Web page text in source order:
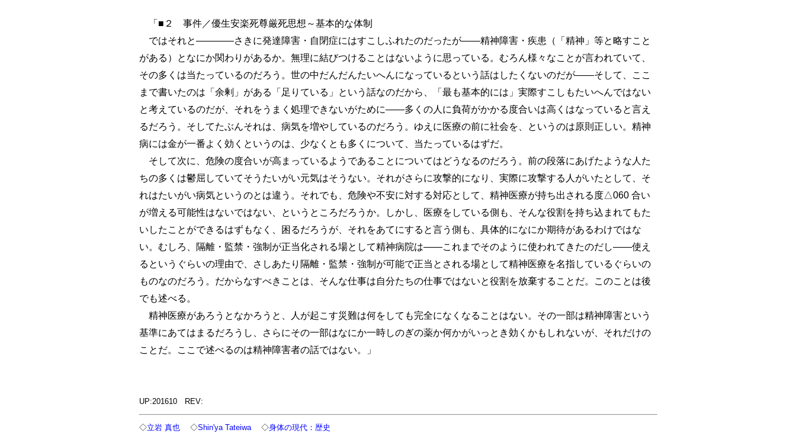
「■２ 事件／優生安楽死尊厳死思想～基本的な体制
ではそれと――――さきに発達障害・自閉症にはすこしふれたのだったが――精神障害・疾患（「精神」等と略すこと
がある）となにか関わりがあるか。無理に結びつけることはないように思っている。むろん様々なことが言われていて、
その多くは当たっているのだろう。世の中だんだんたいへんになっているという話はしたくないのだが――そして、ここ
まで書いたのは「余剰」がある「足りている」という話なのだから、「最も基本的には」実際すこしもたいへんではない
と考えているのだが、それをうまく処理できないがために――多くの人に負荷がかかる度合いは高くはなっていると言え
るだろう。そしてたぶんそれは、病気を増やしているのだろう。ゆえに医療の前に社会を、というのは原則正しい。精神
病には金が一番よく効くというのは、少なくとも多くについて、当たっているはずだ。
そして次に、危険の度合いが高まっているようであることについてはどうなるのだろう。前の段落にあげたような人た
ちの多くは鬱屈していてそうたいがい元気はそうない。それがさらに攻撃的になり、実際に攻撃する人がいたとして、そ
れはたいがい病気というのとは違う。それでも、危険や不安に対する対応として、精神医療が持ち出される度△060 合い
が増える可能性はないではない、というところだろうか。しかし、医療をしている側も、そんな役割を持ち込まれてもた
いしたことができるはずもなく、困るだろうが、それをあてにすると言う側も、具体的になにか期待があるわけではな
い。むしろ、隔離・監禁・強制が正当化される場として精神病院は――これまでそのように使われてきたのだし――使え
るというぐらいの理由で、さしあたり隔離・監禁・強制が可能で正当とされる場として精神医療を名指しているぐらいの
ものなのだろう。だからなすべきことは、そんな仕事は自分たちの仕事ではないと役割を放棄することだ。このことは後
でも述べる。
精神医療があろうとなかろうと、人が起こす災難は何をしても完全になくなることはない。その一部は精神障害という
基準にあてはまるだろうし、さらにその一部はなにか一時しのぎの薬か何かがいっとき効くかもしれないが、それだけの
ことだ。ここで述べるのは精神障害者の話ではない。」
UP:201610 REV:
◇立岩 真也◇Shin'ya Tateiwa◇身体の現代：歴史